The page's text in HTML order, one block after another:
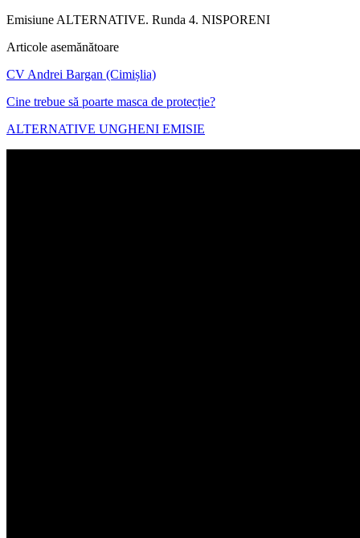
Emisiune ALTERNATIVE. Runda 4. NISPORENI
Articole asemănătoare
CV Andrei Bargan (Cimișlia)
Cine trebue să poarte masca de protecție?
ALTERNATIVE UNGHENI EMISIE